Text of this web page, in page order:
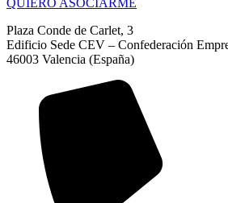
Plaza Conde de Carlet, 3
Edificio Sede CEV – Confederación
46003 Valencia (España)